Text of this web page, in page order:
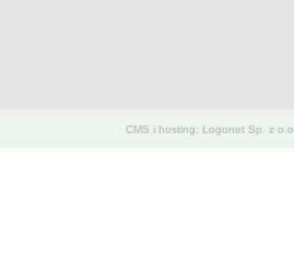
CMS i hosting: Logonet Sp. z o.o.